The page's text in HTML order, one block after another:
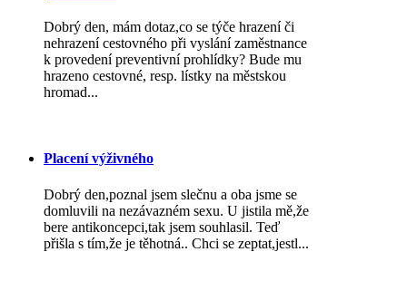
Dobrý den, mám dotaz,co se týče hrazení či
nehrazení cestovného při vyslání zaměstnance
k provedení preventivní prohlídky? Bude mu
hrazeno cestovné, resp. lístky na městskou
hromad...
Placení výživného
Dobrý den,poznal jsem slečnu a oba jsme se
domluvili na nezávazném sexu. U jistila mě,že
bere antikoncepci,tak jsem souhlasil. Teď
přišla s tím,že je těhotná.. Chci se zeptat,jestl...